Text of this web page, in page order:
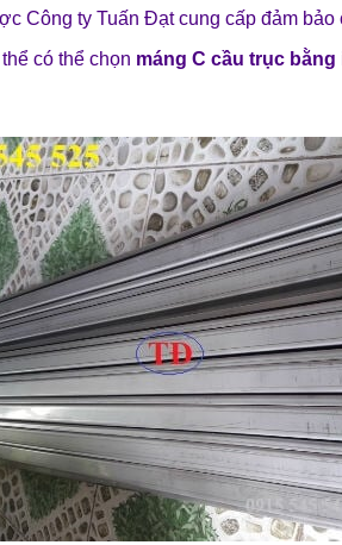
Công ty Tuấn Đạt cung cấp đảm
có thể chọn máng C cầu trục bằng